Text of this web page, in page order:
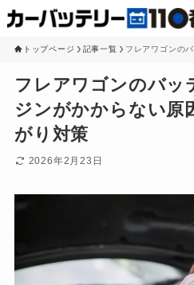
トップページ 記事一覧 フレアワゴンの
フレアワゴンのバッ
ジンがかからない原
がり対策
2026年2月23日